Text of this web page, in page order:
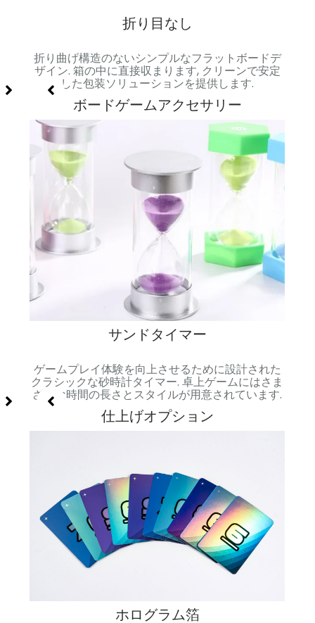
.
折り目なし
折り曲げ構造のないシンプルなフラットボードデ
ザイン. 箱の中に直接収まります, クリーンで安定
した包装ソリューションを提供します.
ボードゲームアクセサリー
サンドタイマー
ゲームプレイ体験を向上させるために設計された
クラシックな砂時計タイマー. 卓上ゲームにはさま
ざまな時間の長さとスタイルが用意されています.
仕上げオプション
ホログラム箔